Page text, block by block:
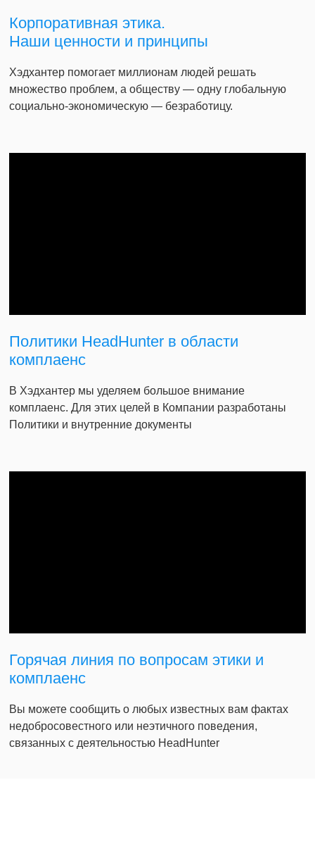
Корпоративная этика.
Наши ценности и принципы
Хэдхантер помогает миллионам людей решать
множество проблем, а обществу — одну глобальную
социально-экономическую — безработицу.
Политики HeadHunter в области
комплаенс
В Хэдхантер мы уделяем большое внимание
комплаенс. Для этих целей в Компании разработаны
Политики и внутренние документы
Горячая линия по вопросам этики и
комплаенс
Вы можете сообщить о любых известных вам фактах
недобросовестного или неэтичного поведения,
связанных с деятельностью HeadHunter